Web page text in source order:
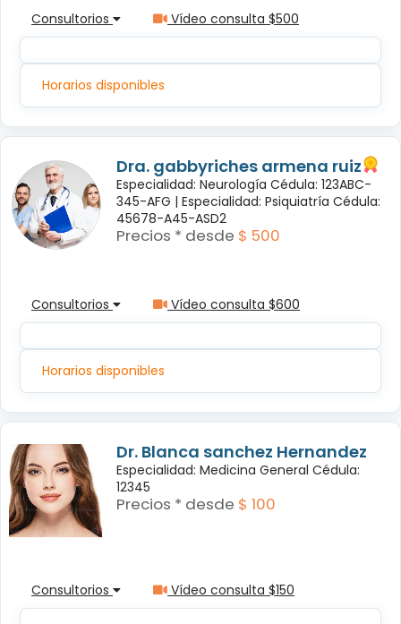
Consultorios Vídeo consulta $500
Horarios disponibles
Dra. gabbyriches armena ruiz
Especialidad: Neurología Cédula: 123ABC-
345-AFG | Especialidad: Psiquiatría Cédula:
45678-A45-ASD2
Precios * desde $ 500
Consultorios Vídeo consulta $600
Horarios disponibles
Dr. Blanca sanchez Hernandez
Especialidad: Medicina General Cédula:
12345
Precios * desde $ 100
Consultorios Vídeo consulta $150